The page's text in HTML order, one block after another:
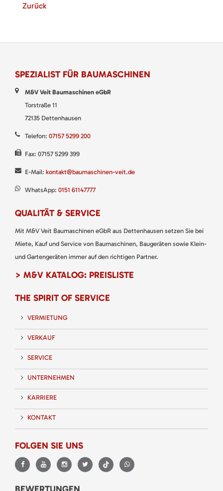
Zurück
SPEZIALIST FÜR BAUMASCHINEN
M&V Veit Baumaschinen eGbR
Torstraße 11
72135 Dettenhausen
Telefon: 07157 5299 200
Fax: 07157 5299 399
E-Mail: kontakt@baumaschinen-veit.de
WhatsApp: 0151 61147777
QUALITÄT & SERVICE
Mit M&V Veit Baumaschinen eGbR aus Dettenhausen setzen Sie bei
Miete, Kauf und Service von Baumaschinen, Baugeräten sowie Klein-
und Gartengeräten immer auf den richtigen Partner.
> M&V KATALOG: PREISLISTE
THE SPIRIT OF SERVICE
VERMIETUNG
VERKAUF
SERVICE
UNTERNEHMEN
KARRIERE
KONTAKT
FOLGEN SIE UNS
BEWERTUNGEN